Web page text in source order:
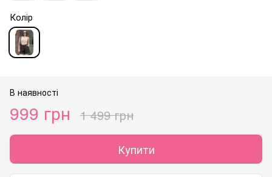
Колір
В наявності
999 грн 1 499 грн
Купити